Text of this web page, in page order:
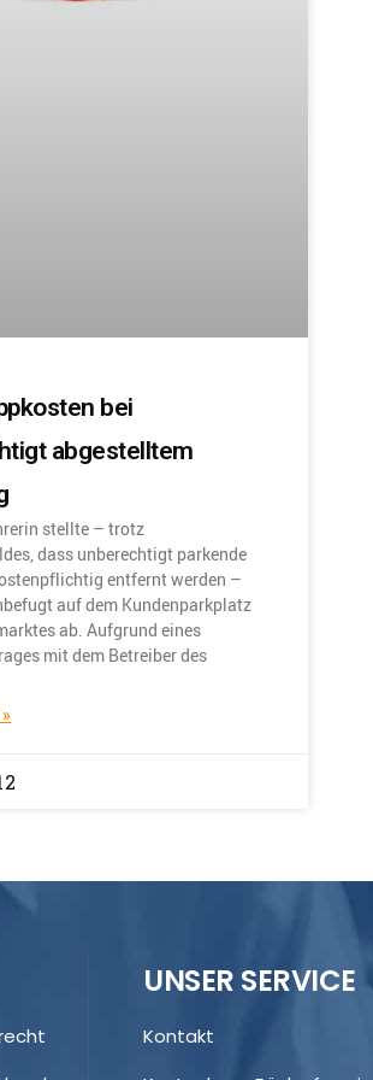
bei
abgestelltem
stellte – trotz
dass unberechtigt parkende
entfernt werden –
auf dem Kundenparkplatz
ab. Aufgrund eines
mit dem Betreiber des
UNSER SERVICE
Kontakt